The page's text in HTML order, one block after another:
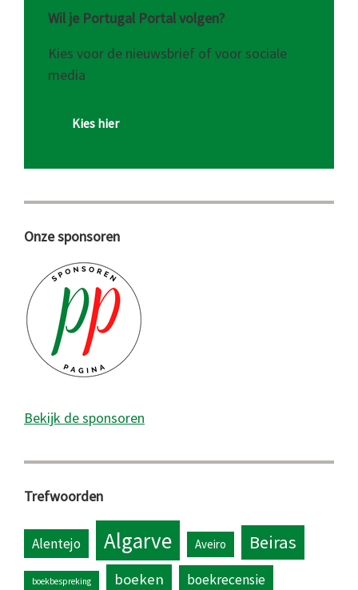
Wil je Portugal Portal volgen?
Kies voor de nieuwsbrief of voor sociale
media
Kies hier
Onze sponsoren
Bekijk de sponsoren
Trefwoorden
Alentejo Algarve Aveiro Beiras
boekbespreking boeken boekrecensie